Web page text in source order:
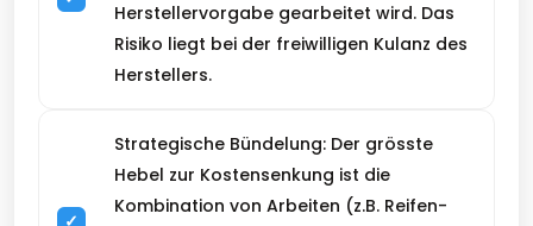
Herstellervorgabe gearbeitet wird. Das
Risiko liegt bei der freiwilligen Kulanz des
Herstellers.
Strategische Bündelung: Der grösste
Hebel zur Kostensenkung ist die
Kombination von Arbeiten (z.B. Reifen-